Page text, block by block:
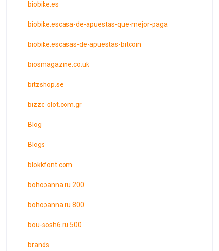
biobike.es
biobike.escasa-de-apuestas-que-mejor-paga
biobike.escasas-de-apuestas-bitcoin
biosmagazine.co.uk
bitzshop.se
bizzo-slot.com.gr
Blog
Blogs
blokkfont.com
bohopanna.ru 200
bohopanna.ru 800
bou-sosh6.ru 500
brands